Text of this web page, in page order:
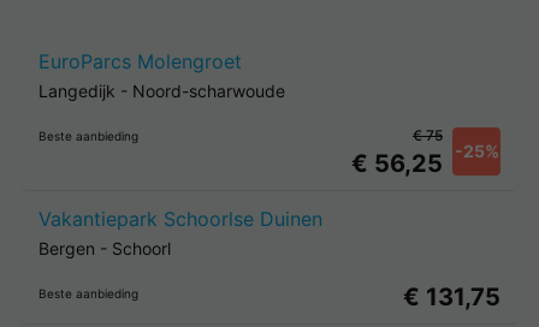
EuroParcs Molengroet
Langedijk - Noord-scharwoude
Beste aanbieding
€ 56,25 -25%
€ 75
Vakantiepark Schoorlse Duinen
Bergen - Schoorl
Beste aanbieding € 131,75